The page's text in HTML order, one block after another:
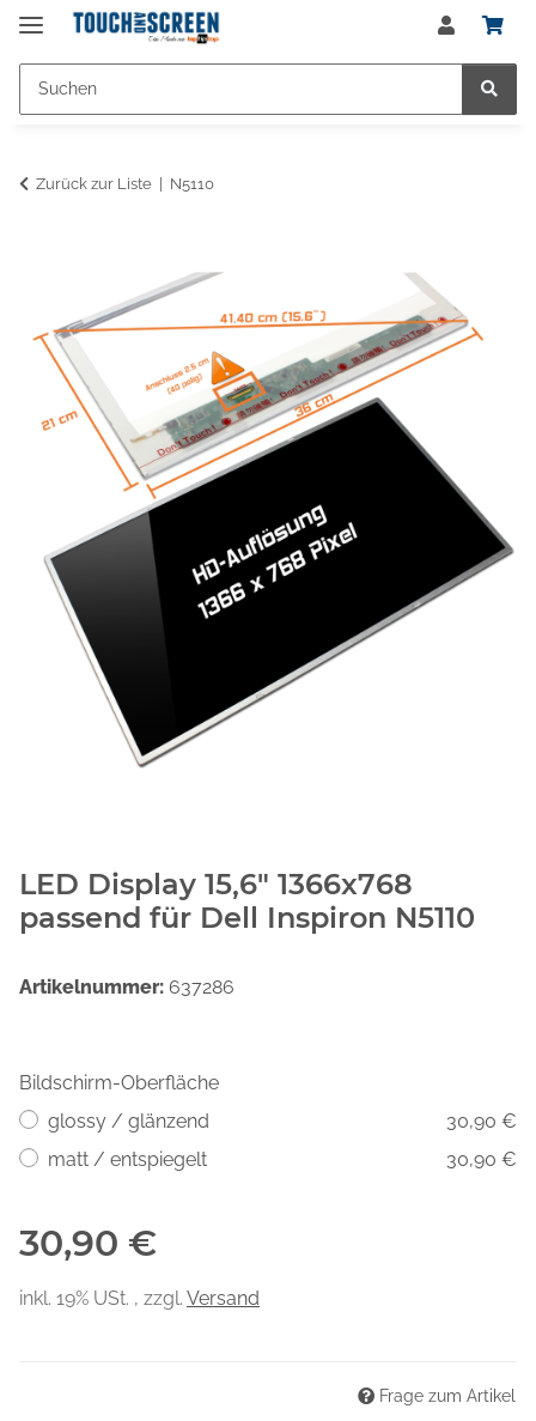
Zurück zur Liste N5110
LED Display 15,6" 1366x768
passend für Dell Inspiron N5110
Artikelnummer: 637286
Bildschirm-Oberfläche
glossy / glänzend
30,90 €
matt / entspiegelt
30,90 €
30,90 €
inkl. 19% USt. , zzgl. Versand
Frage zum Artikel